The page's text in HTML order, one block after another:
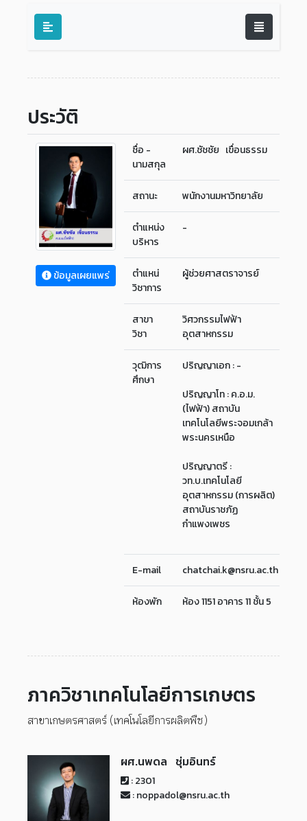
ประวัติ
ข้อมูลเผยแพร่
ชื่อ -
นามสกุล
ผศ.ชัชชัย เขื่อนธรรม
สถานะ พนักงานมหาวิทยาลัย
ตำแหน่ง
บริหาร
-
ตำแหน่
วิชาการ
ผู้ช่วยศาสตราจารย์
สาขา
วิชา
วิศวกรรมไฟฟ้า
อุตสาหกรรม
วุฒิการ
ศึกษา
ปริญญาเอก : -
ปริญญาโท : ค.อ.ม.
(ไฟฟ้า) สถาบัน
เทคโนโลยีพระจอมเกล้า
พระนครเหนือ
ปริญญาตรี :
วท.บ.เทคโนโลยี
อุตสาหกรรม (การผลิต)
สถาบันราชภัฏ
กำแพงเพชร
E-mail chatchai.k@nsru.ac.th
ห้องพัก ห้อง 1151 อาคาร 11 ชั้น 5
ภาควิชาเทคโนโลยีการเกษตร
สาขาเกษตรศาสตร์ (เทคโนโลยีการผลิตพืช)
ผศ.นพดล ชุ่มอินทร์
: 2301
: noppadol@nsru.ac.th